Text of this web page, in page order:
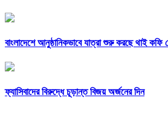
বাংলাদেশে আনুষ্ঠানিকভাবে যাত্রা শুরু করছে থাই
ফ্যাসিবাদের বিরুদ্ধে চূড়ান্ত বিজয় অর্জনের দিন